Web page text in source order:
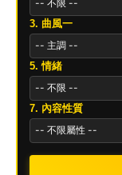
3. 曲風一
5. 情緒
7. 內容性質